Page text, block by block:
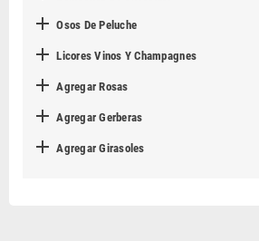
 Osos De Peluche
 Licores Vinos Y Champagnes
 Agregar Rosas
 Agregar Gerberas
 Agregar Girasoles